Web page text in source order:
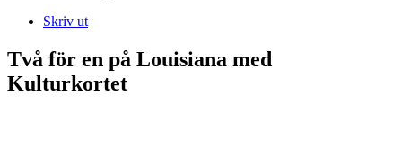
Skriv ut
Två för en på Louisiana med
Kulturkortet